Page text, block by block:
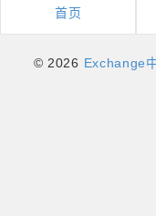
首页
© 2026 Exchange